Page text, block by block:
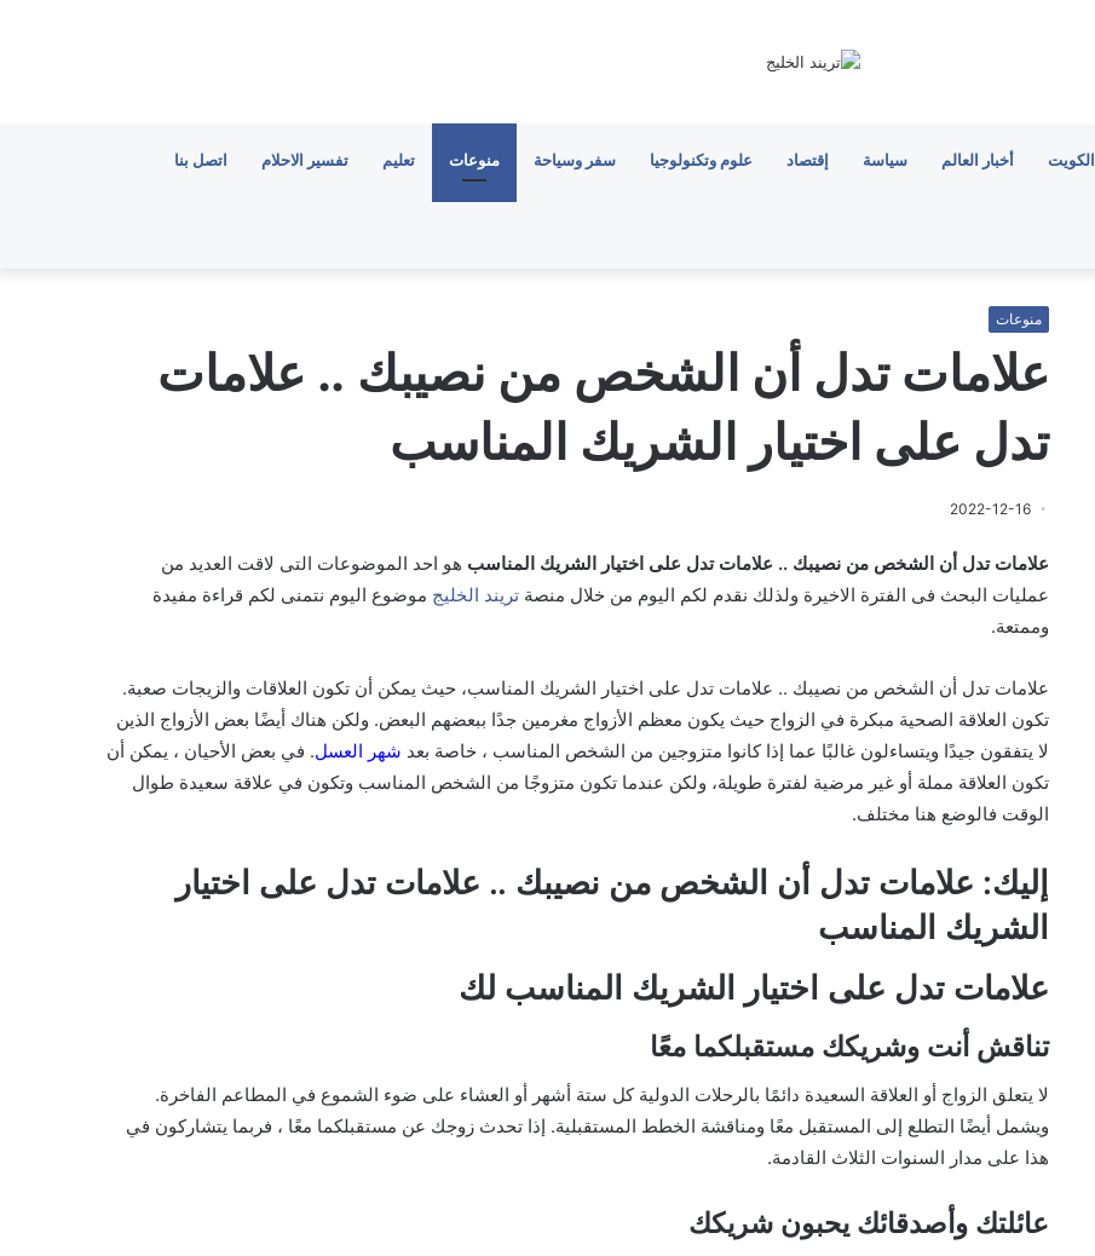
الكويت أخبار العالم سياسة إقتصاد علوم وتكنولوجيا سفر وسياحة منوعات تعليم تفسير الاحلام اتصل بنا
منوعات
علامات تدل أن الشخص من نصيبك .. علامات
تدل على اختيار الشريك المناسب
2022-12-16
علامات تدل أن الشخص من نصيبك .. علامات تدل على اختيار الشريك المناسب هو احد الموضوعات التى لاقت العديد من
عمليات البحث فى الفترة الاخيرة ولذلك نقدم لكم اليوم من خلال منصة تريند الخليج موضوع اليوم نتمنى لكم قراءة مفيدة
وممتعة.
علامات تدل أن الشخص من نصيبك .. علامات تدل على اختيار الشريك المناسب، حيث يمكن أن تكون العلاقات والزيجات صعبة.
تكون العلاقة الصحية مبكرة في الزواج حيث يكون معظم الأزواج مغرمين جدًا ببعضهم البعض. ولكن هناك أيضًا بعض الأزواج الذين
لا يتفقون جيدًا ويتساءلون غالبًا عما إذا كانوا متزوجين من الشخص المناسب ، خاصة بعد شهر العسل. في بعض الأحيان ، يمكن أن
تكون العلاقة مملة أو غير مرضية لفترة طويلة، ولكن عندما تكون متزوجًا من الشخص المناسب وتكون في علاقة سعيدة طوال
الوقت فالوضع هنا مختلف.
إليك: علامات تدل أن الشخص من نصيبك .. علامات تدل على اختيار
الشريك المناسب
علامات تدل على اختيار الشريك المناسب لك
تناقش أنت وشريكك مستقبلكما معًا
لا يتعلق الزواج أو العلاقة السعيدة دائمًا بالرحلات الدولية كل ستة أشهر أو العشاء على ضوء الشموع في المطاعم الفاخرة.
ويشمل أيضًا التطلع إلى المستقبل معًا ومناقشة الخطط المستقبلية. إذا تحدث زوجك عن مستقبلكما معًا ، فربما يتشاركون في
هذا على مدار السنوات الثلاث القادمة.
عائلتك وأصدقائك يحبون شريكك